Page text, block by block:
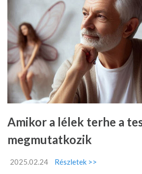
Amikor a lélek terhe a
megmutatkozik
2025.02.24
Részletek >>